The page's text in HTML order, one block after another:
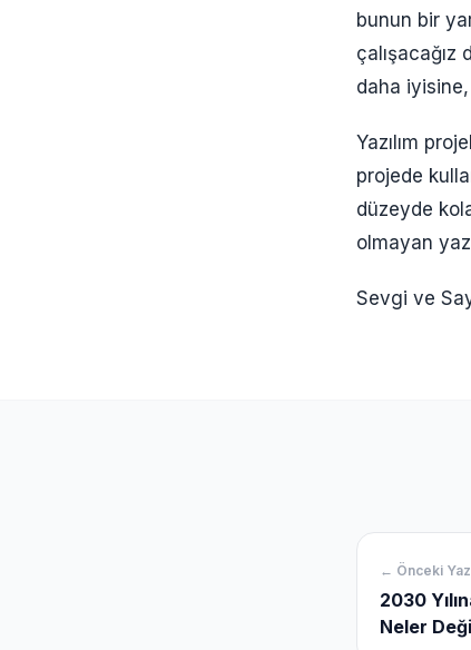
bunun bir
çalışacağız
daha
Yazılım
projede
düzeyde
olmayan
Sevgi ve
← Önceki
2030
Neler